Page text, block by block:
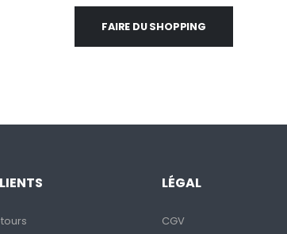
FAIRE DU SHOPPING
LÉGAL
CGV